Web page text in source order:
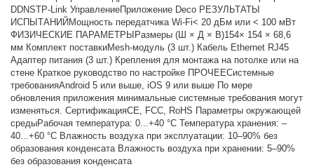
DDNSTP-Link УправлениеПриложение Deco РЕЗУЛЬТАТЫ
ИСПЫТАНИЙМощность передатчика Wi-Fi< 20 дБм или < 100 мВт
ФИЗИЧЕСКИЕ ПАРАМЕТРЫРазмеры (Ш × Д × В)154× 154 × 68,6
мм Комплект поставкиMesh-модуль (3 шт.) Кабель Ethernet RJ45
Адаптер питания (3 шт.) Крепления для монтажа на потолке или на
стене Краткое руководство по настройке ПРОЧЕЕСистемные
требованияAndroid 5 или выше, iOS 9 или выше По мере
обновления приложения минимальные системные требования могут
изменяться. СертификацияCE, FCC, RoHS Параметры окружающей
средыРабочая температура: 0...+40 °C Температура хранения: –
40...+60 °C Влажность воздуха при эксплуатации: 10–90% без
образования конденсата Влажность воздуха при хранении: 5–90%
без образования конденсата